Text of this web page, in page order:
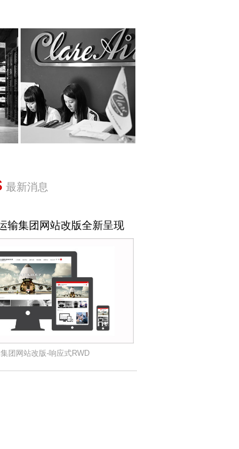
最新消息
输集团网站改版全新呈现
团网站改版-响应式RWD